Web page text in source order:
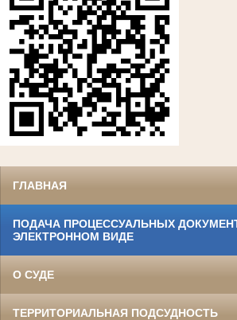
ГЛАВНАЯ
ПОДАЧА ПРОЦЕССУАЛЬНЫХ
ЭЛЕКТРОННОМ ВИДЕ
О СУДЕ
ТЕРРИТОРИАЛЬНАЯ ПОДСУДНОСТЬ